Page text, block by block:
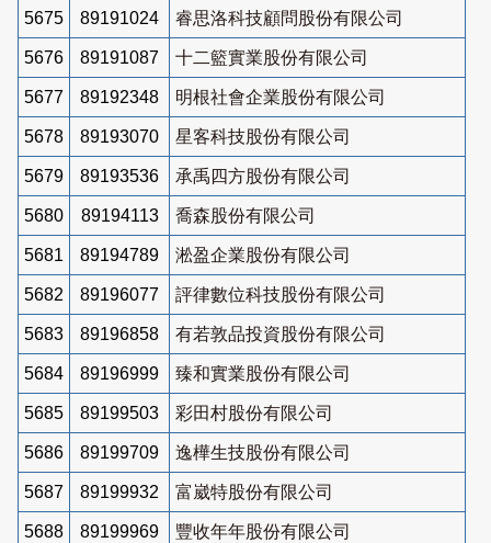
5675 89191024 睿思洛科技顧問股份有限公司
5676 89191087 十二籃實業股份有限公司
5677 89192348 明根社會企業股份有限公司
5678 89193070 星客科技股份有限公司
5679 89193536 承禹四方股份有限公司
5680 89194113 喬森股份有限公司
5681 89194789 淞盈企業股份有限公司
5682 89196077 評律數位科技股份有限公司
5683 89196858 有若敦品投資股份有限公司
5684 89196999 臻和實業股份有限公司
5685 89199503 彩田村股份有限公司
5686 89199709 逸樺生技股份有限公司
5687 89199932 富崴特股份有限公司
5688 89199969 豐收年年股份有限公司